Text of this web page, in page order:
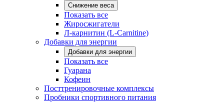
Снижение веса
Показать все
Жиросжигатели
Л-карнитин (L-Carnitine)
Добавки для энергии
Добавки для энергии
Показать все
Гуарана
Кофеин
Посттренировочные комплексы
Пробники спортивного питания